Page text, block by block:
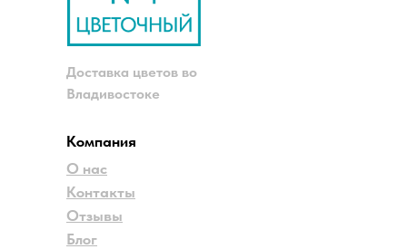
Доставка цветов во
Владивостоке
Компания
О нас
Контакты
Отзывы
Блог